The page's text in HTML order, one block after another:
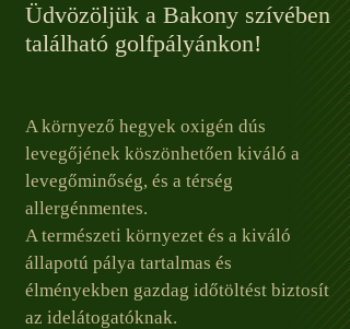
​Üdvözöljük a Bakony szívében
található golfpályánkon!
A környező hegyek oxigén dús
levegőjének köszönhetően kiváló a
levegőminőség, és a térség
allergénmentes.
A természeti környezet és a kiváló
állapotú pálya tartalmas és
élményekben gazdag időtöltést biztosít
az idelátogatóknak.